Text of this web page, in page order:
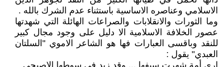
الاسلامي وعناصره الاساسية باستثناء عدم الشرك بالله .
وما الثورات والانقلابات والصراعات الهائلة التي شهدتها
عصور الخلافة الاسلامية الا دليل على وجود مجال كبير
للنقد وباقسى العبارات فها هو الشاعر الاموي "السلتان
العبدي" يقول :